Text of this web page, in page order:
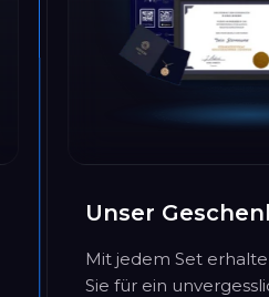
Unser
Mit jedem Set
Sie für ein